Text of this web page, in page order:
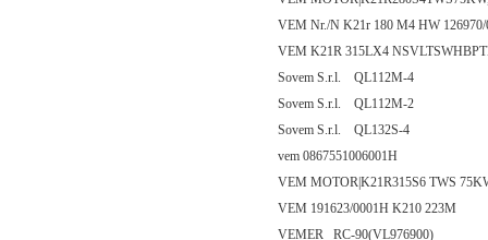
VEM Nr./N K21r 180 M4 HW
VEM K21R 315LX4
Sovem S.r.l. QL112M-4
Sovem S.r.l. QL112M-2
Sovem S.r.l. QL132S-4
vem 0867551006001H
VEM MOTOR|K21R315S6 TWS
VEM 191623/0001H K210 223M
VEMER RC-90(VL976900)